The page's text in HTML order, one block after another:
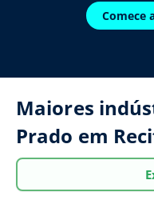
Comece
Maiores
Prado em